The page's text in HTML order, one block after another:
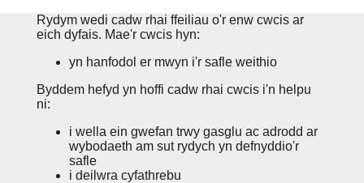
Rydym wedi cadw rhai ffeiliau o'r enw cwcis ar
eich dyfais. Mae'r cwcis hyn:
yn hanfodol er mwyn i'r safle weithio
Byddem hefyd yn hoffi cadw rhai cwcis i'n helpu
ni:
i wella ein gwefan trwy gasglu ac adrodd ar
wybodaeth am sut rydych yn defnyddio'r
safle
i deilwra cyfathrebu